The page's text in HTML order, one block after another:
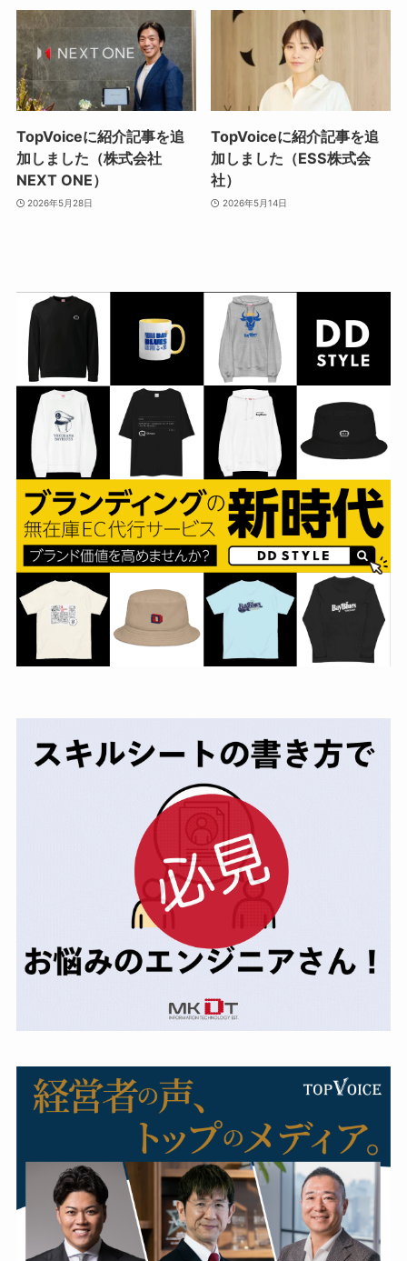
TopVoiceに紹介記事を追
加しました（株式会社
NEXT ONE）
2026年5月28日
TopVoiceに紹介記事を追
加しました（ESS株式会
社）
2026年5月14日